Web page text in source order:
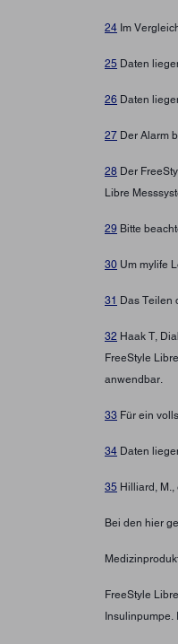
24 Im
25 Daten
26 Daten
27 Der Alarm
28 Der
Libre
29 Bitte
30 Um mylife
31 Das Teilen
32 Haak T,
FreeStyle
anwendbar.
33 Für ein
34 Daten
35 Hilliard,
Bei den hier
FreeStyle